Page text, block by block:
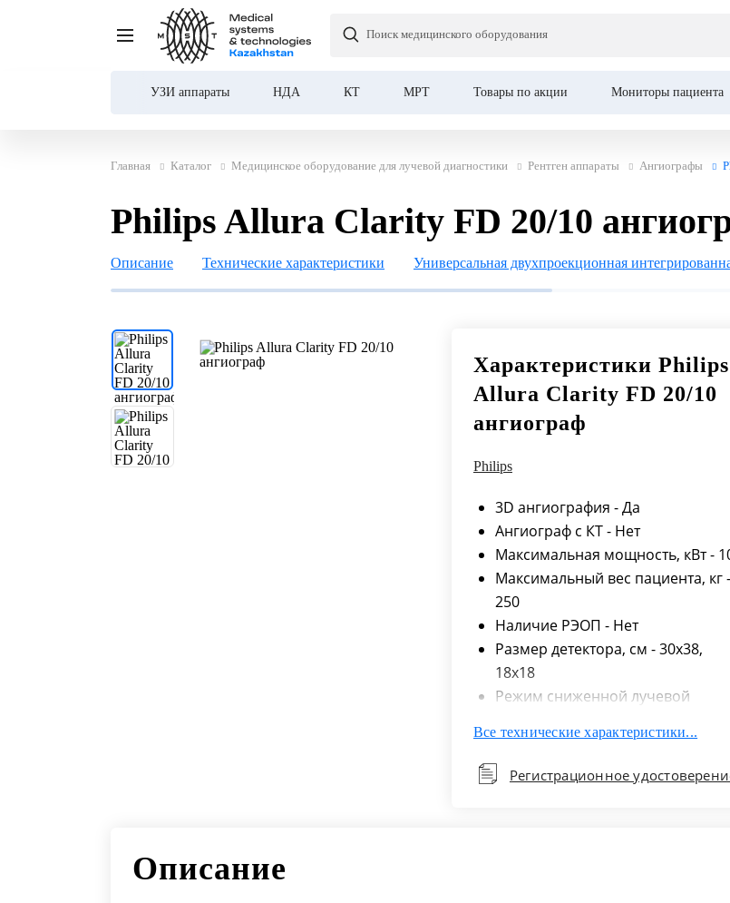
Поиск медицинского оборудования
УЗИ аппараты НДА КТ МРТ Товары по акции Мониторы пациента
Главная Каталог Медицинское оборудование для лучевой диагностики Рентген аппараты Ангиографы
Philips Allura Clarity FD 20/10 ангиограф
Philips Allura Clarity FD 20/10
Описание Технические характеристики Универсальная двухпроекционная
Характеристики Philips
Allura Clarity FD 20/10
ангиограф
Philips
3D ангиография - Да
Ангиограф с КТ - Нет
Максимальная мощность, кВт -
Максимальный вес пациента, кг -
250
Наличие РЭОП - Нет
Размер детектора, см - 30x38,
18x18
Режим сниженной лучевой
Сенсорный дисплей - Да
Сканирование всего тела - Да
Тип детектора - Цифровой
Все технические характеристики...
Регистрационное
Описание